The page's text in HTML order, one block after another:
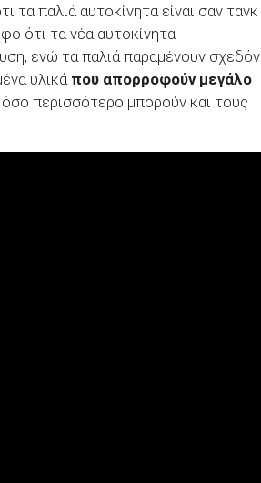
τα παλιά αυτοκίνητα είναι σαν τανκ
ότι τα νέα αυτοκίνητα
ενώ τα παλιά παραμένουν σχεδόν
υλικά που απορροφούν μεγάλο
περισσότερο μπορούν και τους